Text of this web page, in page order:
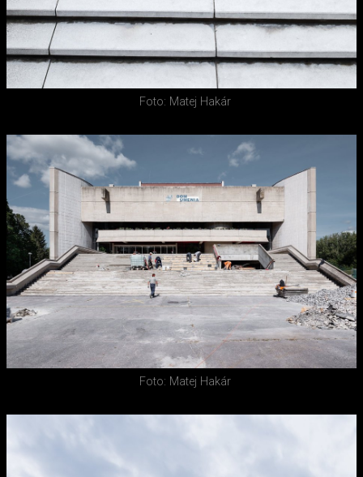
Foto: Matej Hakár
Foto: Matej Hakár